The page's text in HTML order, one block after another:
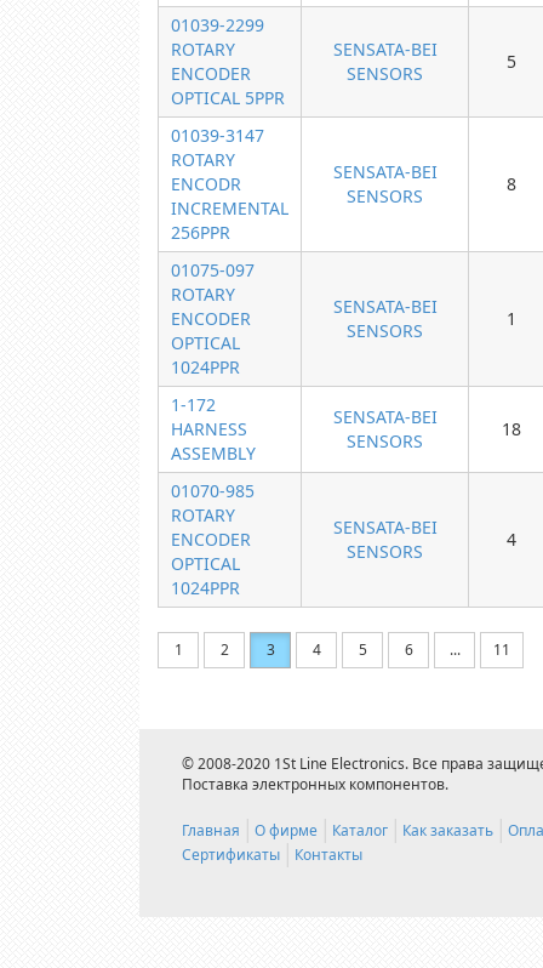
01039-2299
ROTARY
ENCODER
OPTICAL 5PPR
SENSATA-BEI
SENSORS
5
01039-3147
ROTARY
ENCODR
INCREMENTAL
256PPR
SENSATA-BEI
SENSORS
8
01075-097
ROTARY
ENCODER
OPTICAL
1024PPR
SENSATA-BEI
SENSORS
1
1-172
HARNESS
ASSEMBLY
SENSATA-BEI
SENSORS
18
01070-985
ROTARY
ENCODER
OPTICAL
1024PPR
SENSATA-BEI
SENSORS
4
1 2 3 4 5 6 ... 11
© 2008-2020 1St Line Electronics. Все права
Поставка электронных компонентов.
Главная О фирме Каталог Как заказать
Сертификаты
Контакты